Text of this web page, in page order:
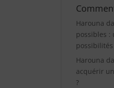
Harouna
possibles :
possibilités
Harouna
acquérir
?